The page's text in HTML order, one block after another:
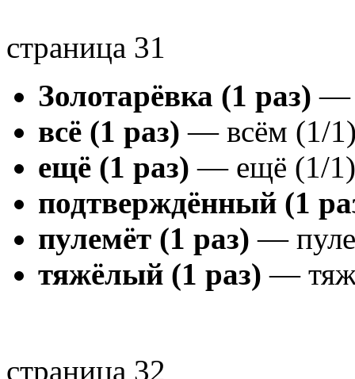
страница 31
Золотарёвка (1 раз) —
всё (1 раз) — всём (1/
ещё (1 раз) — ещё (1/1)
подтверждённый (1
пулемёт (1 раз) —
тяжёлый (1 раз) —
страница 32